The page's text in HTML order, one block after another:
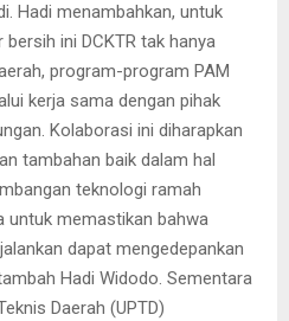
Hadi menambahkan, untuk
ini DCKTR tak hanya
program-program PAM
kerja sama dengan pihak
Kolaborasi ini diharapkan
tambahan baik dalam hal
teknologi ramah
untuk memastikan bahwa
dapat mengedepankan
Hadi Widodo. Sementara
Daerah (UPTD)